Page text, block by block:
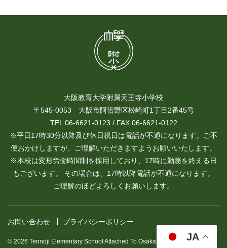
大阪教育大学附属天王寺小学校
〒545-0053 大阪市阿倍野区松崎町1丁目2番45号
TEL 06-6621-0123 / FAX 06-6621-0122
※平日17時30分以降及び休日祝日は電話が不通になります。ご不
便おかけしますが、ご理解いただきますようお願いいたします。
※本校は変形労働時間制を採用しており、17時に勤務を終える日
もございます。 その場合は、17時以降電話が不通になります。
ご理解のほどよろしくお願いします。
お問い合わせ プライバシーポリシー
© 2026 Tennoji Elementary School Attached To Osaka Kyoiku University.
JA